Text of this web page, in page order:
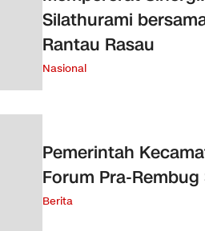
Silathurami
Rantau Rasau
Nasional
Pemerintah
Forum Pra-
Berita